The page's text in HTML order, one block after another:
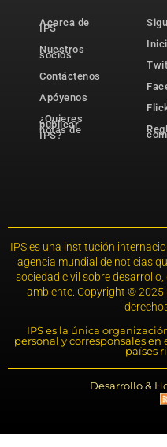
Acerca de
IPS
Nuestros
socios
Contáctenos
Apóyenos
¿Quieres
publicar
notas de
IPS?
IPS es una institución
agencia mundial de noticias
sociedad civil sobre
ambiente. Copyright © 2025
IPS es la única
personal y corresponsales
países
Desarrollo &